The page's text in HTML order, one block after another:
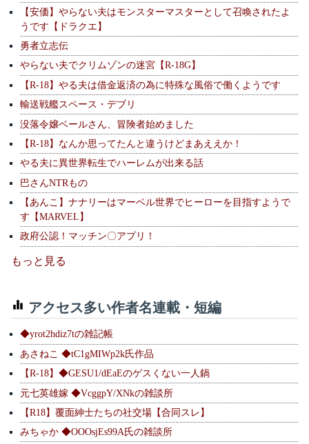
【安価】やらない夫はモンスターマスターとして召喚されたよ
うです【ドラクエ】
勇者立志伝
やらない夫でクリムゾンの迷宮【R-18G】
【R-18】やる夫は借金返済の為に特殊な風俗で働くようです
輸送戦艦スペース・デブリ
没落令嬢ベールさん、冒険者始めました
【R-18】なんか思ってたんと違うけどまあええか！
やる夫に異世界転生でハーレムが出来る話
巴さんNTRもの
【あんこ】ナナリーはマーベル世界でヒーローを目指すようで
す【MARVEL】
政府公認！マッチン〇アプリ！
もっと見る
アクセス多い作者名連載・短編
◆yrot2hdiz7tの雑記帳
あさねこ ◆tC1gMIWp2k氏作品
【R-18】◆GESU1/dEaEのゲスくない一人鍋
元七英雄嫁 ◆VcggpY/XNkの雑談所
【R18】覆面紳士たちの社交場【合同スレ】
みちゃか ◆OOOsjEs99A氏の雑談所